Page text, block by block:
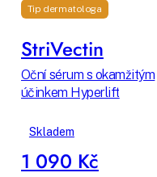
Tip dermatologa
StriVectin
Oční sérum s okamžitým
účinkem Hyperlift
Skladem
1 090 Kč